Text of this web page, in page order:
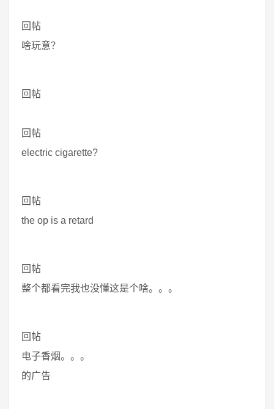
回帖
啥玩意？
回帖
回帖
electric cigarette?
回帖
the op is a retard
回帖
整个都看完我也没懂这是个啥。。。
回帖
电子香烟。。。
的广告